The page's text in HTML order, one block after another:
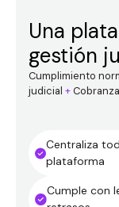
Una
gestión
Cumplimiento
judicial +
Centraliza
plataforma
Cumple con